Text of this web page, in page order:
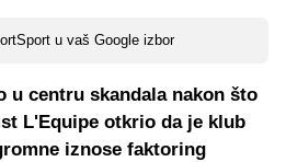
u vaš Google izbor
u centru skandala nakon što
L'Equipe otkrio da je klub
iznose faktoring